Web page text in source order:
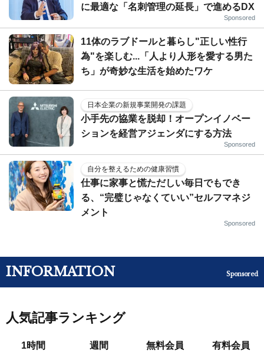
に最適な「名刺管理の延長」で進めるDX
Sponsored
11体のラブドールと暮らし"正しい性行
為"を楽しむ...「人より人形を愛する男た
ち」が奇妙な生活を始めたワケ
日本企業の新規事業開発の課題
小手先の協業を脱却！オープンイノベー
ションを経営アジェンダにする方法
Sponsored
自分を整えるための健康習慣
仕事に家事と慌ただしい毎日でもでき
る、“完璧じゃなくていい”セルフマネジ
メント
Sponsored
INFORMATION Sponsored
人気記事ランキング
1時間 週間 無料会員 有料会員